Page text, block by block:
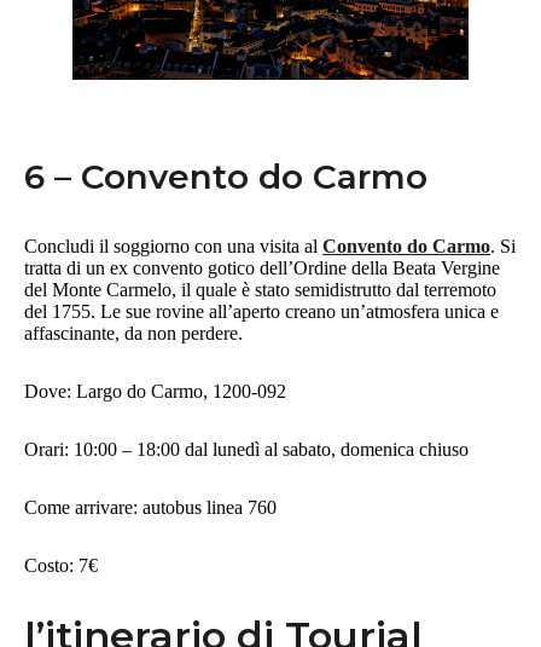
6 – Convento do Carmo
Concludi il soggiorno con una visita al Convento do Carmo. Si
tratta di un ex convento gotico dell’Ordine della Beata Vergine
del Monte Carmelo, il quale è stato semidistrutto dal terremoto
del 1755. Le sue rovine all’aperto creano un’atmosfera unica e
affascinante, da non perdere.
Dove: Largo do Carmo, 1200-092
Orari: 10:00 – 18:00 dal lunedì al sabato, domenica chiuso
Come arrivare: autobus linea 760
Costo: 7€
l’itinerario di Tourial